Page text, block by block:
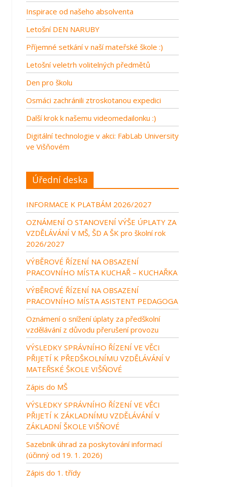
Inspirace od našeho absolventa
Letošní DEN NARUBY
Příjemné setkání v naší mateřské škole :)
Letošní veletrh volitelných předmětů
Den pro školu
Osmáci zachránili ztroskotanou expedici
Další krok k našemu videomedailonku :)
Digitální technologie v akci: FabLab University
ve Višňovém
Úřední deska
INFORMACE K PLATBÁM 2026/2027
OZNÁMENÍ O STANOVENÍ VÝŠE ÚPLATY ZA
VZDĚLÁVÁNÍ V MŠ, ŠD A ŠK pro školní rok
2026/2027
VÝBĚROVÉ ŘÍZENÍ NA OBSAZENÍ
PRACOVNÍHO MÍSTA KUCHAŘ – KUCHAŘKA
VÝBĚROVÉ ŘÍZENÍ NA OBSAZENÍ
PRACOVNÍHO MÍSTA ASISTENT PEDAGOGA
Oznámení o snížení úplaty za předškolní
vzdělávání z důvodu přerušení provozu
VÝSLEDKY SPRÁVNÍHO ŘÍZENÍ VE VĚCI
PŘIJETÍ K PŘEDŠKOLNÍMU VZDĚLÁVÁNÍ V
MATEŘSKÉ ŠKOLE VIŠŇOVÉ
Zápis do MŠ
VÝSLEDKY SPRÁVNÍHO ŘÍZENÍ VE VĚCI
PŘIJETÍ K ZÁKLADNÍMU VZDĚLÁVÁNÍ V
ZÁKLADNÍ ŠKOLE VIŠŇOVÉ
Sazebník úhrad za poskytování informací
(účinný od 19. 1. 2026)
Zápis do 1. třídy